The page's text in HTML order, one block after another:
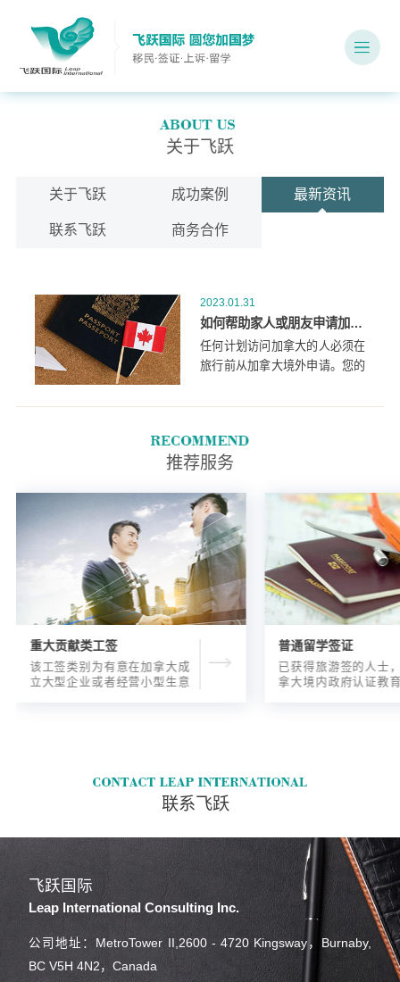
关于飞跃
关于飞跃 成功案例 最新资讯
联系飞跃 商务合作
2023.01.31
如何帮助家人或朋友申请加拿大旅游签证？
任何计划访问加拿大的人必须在
旅行前从加拿大境外申请。您的
们将携带的旅行证件的类型.签
国籍;以及他们将如何到加拿大
旅行.
推荐服务
重大贡献类工签
该工签类别为有意在加拿大成
立大型企业或者经营小型生意
普通留学签证
已获得旅游签的人士
拿大境内政府认证教
联系飞跃
飞跃国际
Leap International Consulting Inc.
公司地址：MetroTower II,2600 - 4720 Kingsway，Burnaby,
BC V5H 4N2，Canada